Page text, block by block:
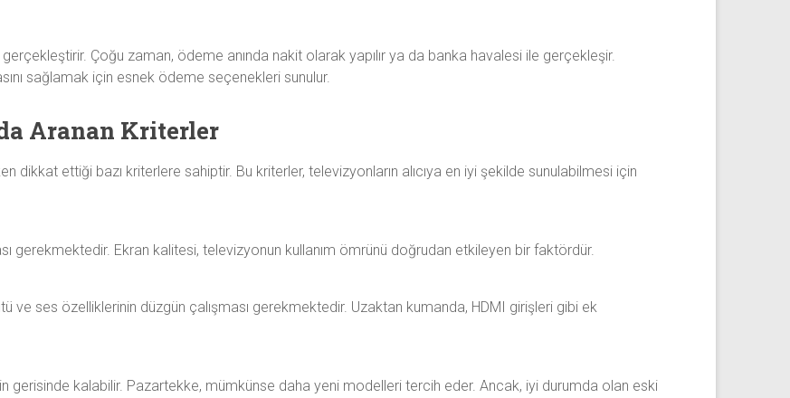
Çoğu zaman, ödeme anında nakit olarak yapılır ya da banka havalesi ile gerçekleşir.
sağlamak için esnek ödeme seçenekleri sunulur.
Aranan Kriterler
dikkat ettiği bazı kriterlere sahiptir. Bu kriterler, televizyonların alıcıya en iyi şekilde sunulabilmesi için
gerekmektedir. Ekran kalitesi, televizyonun kullanım ömrünü doğrudan etkileyen bir faktördür.
ve ses özelliklerinin düzgün çalışması gerekmektedir. Uzaktan kumanda, HDMI girişleri gibi ek
gerisinde kalabilir. Pazartekke, mümkünse daha yeni modelleri tercih eder. Ancak, iyi durumda olan eski